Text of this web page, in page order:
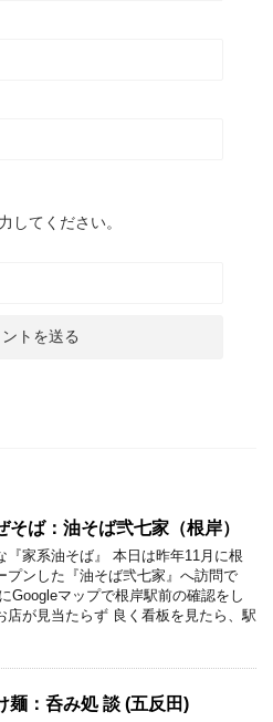
してください。
そば：油そば弐七家（根岸）
『家系油そば』 本日は昨年11月に根
プンした『油そば弐七家』へ訪問で
Googleマップで根岸駅前の確認をし
店が見当たらず 良く看板を見たら、駅
麺：呑み処 談 (五反田)